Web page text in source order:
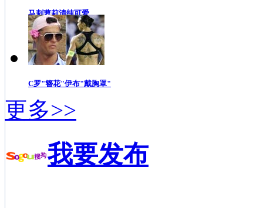
马刺萝莉清纯可爱
C罗"簪花"伊布"戴胸罩"
更多>>
我要发布